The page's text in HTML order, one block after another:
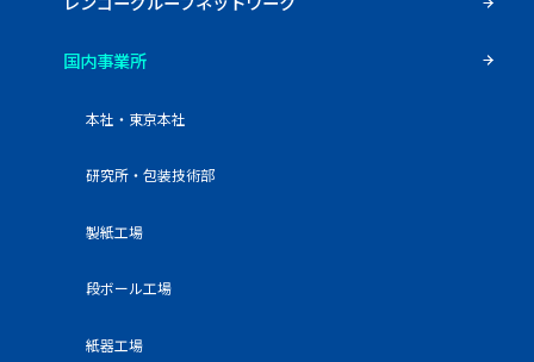
国内事業所
本社・東京本社
研究所・包装技術部
製紙工場
段ボール工場
紙器工場